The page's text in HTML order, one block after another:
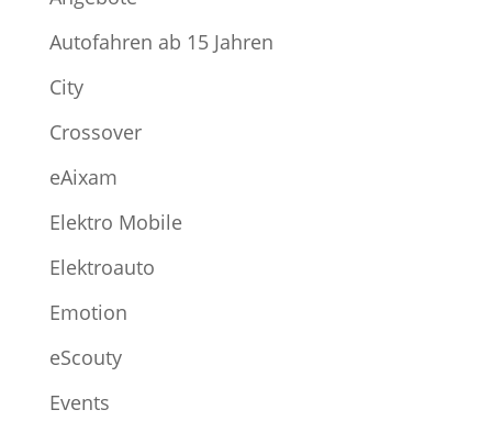
Autofahren ab 15 Jahren
City
Crossover
eAixam
Elektro Mobile
Elektroauto
Emotion
eScouty
Events